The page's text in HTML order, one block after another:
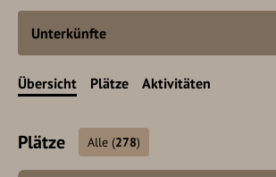
Unterkünfte
Übersicht Plätze Aktivitäten
Plätze Alle (278)